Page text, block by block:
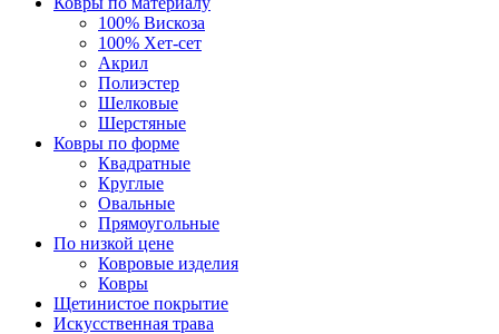
100% Вискоза
100% Хет-сет
Акрил
Полиэстер
Шелковые
Шерстяные
Ковры по форме
Квадратные
Круглые
Овальные
Прямоугольные
По низкой цене
Ковровые изделия
Ковры
Щетинистое покрытие
Искусственная трава